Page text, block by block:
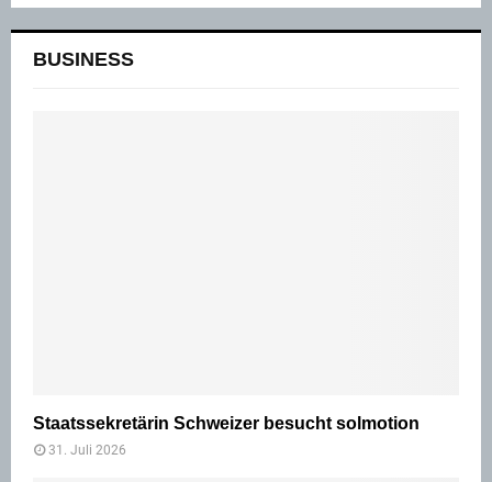
BUSINESS
Staatssekretärin Schweizer besucht solmotion
31. Juli 2026